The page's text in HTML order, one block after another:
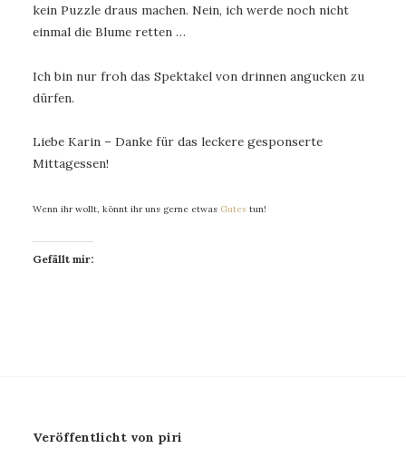
kein Puzzle draus machen. Nein, ich werde noch nicht
einmal die Blume retten …
Ich bin nur froh das Spektakel von drinnen angucken zu
dürfen.
Liebe Karin – Danke für das leckere gesponserte
Mittagessen!
Wenn ihr wollt, könnt ihr uns gerne etwas Gutes tun!
Gefällt mir:
Veröffentlicht von piri